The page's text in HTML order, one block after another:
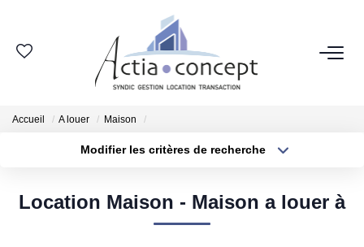
Notre Équipe
Nos Actualités
ESPACE CLIENT
Accueil A louer Maison
Modifier les critères de recherche
Type de bien
Location Maison - Maison a louer à